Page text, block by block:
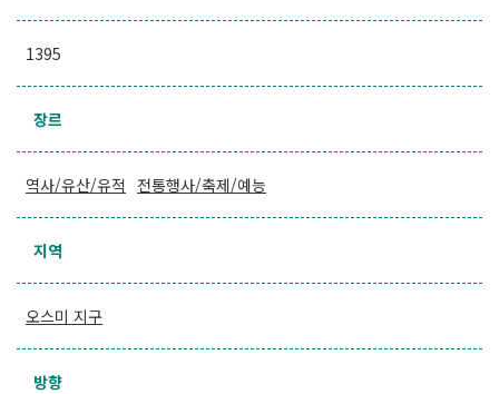
1395
장르
역사/유산/유적 전통행사/축제/예능
지역
오스미 지구
방향